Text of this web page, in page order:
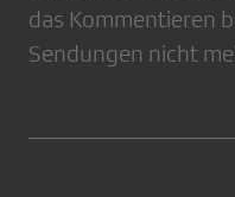
das Kommentieren
Sendungen nicht